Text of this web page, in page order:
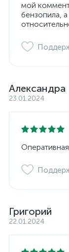
мой
бензопила,
Александра
23.01.2024
Григорий
22.01.2024